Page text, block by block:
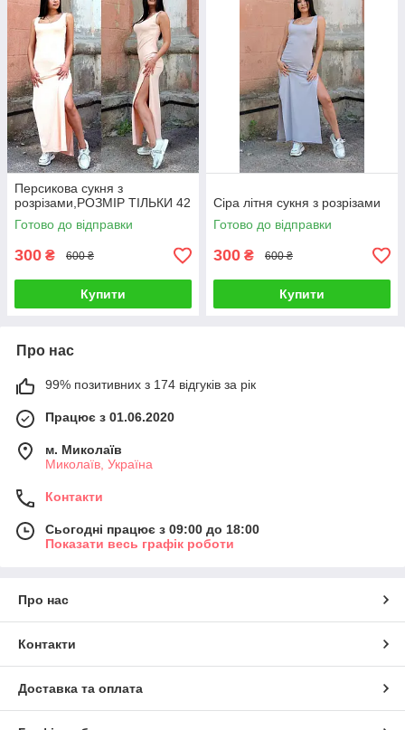
Персикова сукня з
розрізами,РОЗМІР ТІЛЬКИ 42
Готово до відправки
300 ₴ 600 ₴
Купити
Сіра літня сукня з розрізами
Готово до відправки
300 ₴ 600 ₴
Купити
Про нас
99% позитивних з 174 відгуків за рік
Працює з 01.06.2020
м. Миколаїв
Миколаїв, Україна
Контакти
Сьогодні працює з 09:00 до 18:00
Показати весь графік роботи
Про нас
Контакти
Доставка та оплата